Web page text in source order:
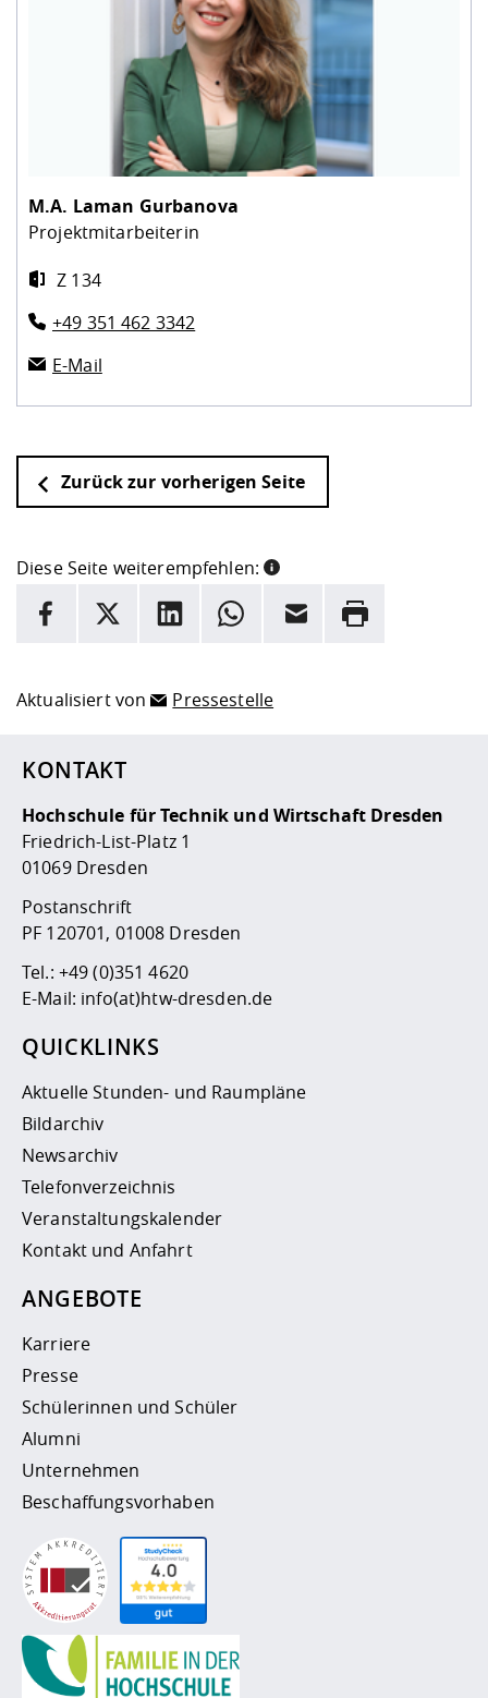
M.A. Laman Gurbanova
Projektmitarbeiterin
Z 134
+49 351 462 3342
E-Mail
Zurück zur vorherigen Seite
Diese Seite weiterempfehlen:
INFORMATION
Hier stehen weitere Informationen und ein Link zur
Facebook
X LinkedInWhatsappE-Mail Drucken
Aktualisiert von Pressestelle
KONTAKT
Hochschule für Technik und Wirtschaft Dresden
Friedrich-List-Platz 1
01069 Dresden
Postanschrift
PF 120701, 01008 Dresden
Tel.: +49 (0)351 4620
E-Mail: info(at)htw-dresden.de
QUICKLINKS
Aktuelle Stunden- und Raumpläne
Bildarchiv
Newsarchiv
Telefonverzeichnis
Veranstaltungskalender
Kontakt und Anfahrt
ANGEBOTE
Karriere
Presse
Schülerinnen und Schüler
Alumni
Unternehmen
Beschaffungsvorhaben